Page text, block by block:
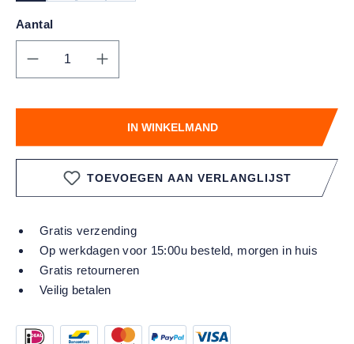
Aantal
Producthoeveelheid: Voer de gewenste
IN WINKELMAND
TOEVOEGEN AAN VERLANGLIJST
Gratis verzending
Op werkdagen voor 15:00u besteld, morgen in huis
Gratis retourneren
Veilig betalen